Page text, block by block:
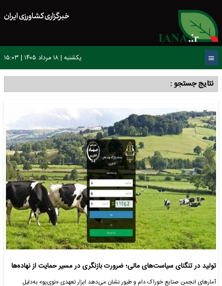
خبرگزاری کشاورزی ایران
یکشنبه | ۱۸ مرداد ۱۴۰۵ | ۱۵:۰۳
نتایج جستجو :
تولید در تنگنای سیاست‌های مالی؛ ضرورت بازنگری در مسیر حمایت از نهاده‌ها
آمارهای انجمن صنایع خوراک دام و طیور نشان می‌دهد ابزار تعهدی «نوی‌پو» به‌دلیل